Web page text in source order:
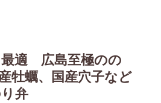
適 広島至極のの
牡蠣、国産穴子など
弁